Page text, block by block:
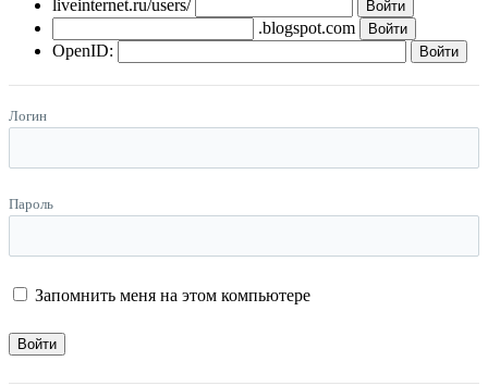
liveinternet.ru/users/
.blogspot.com
OpenID:
Логин
Пароль
Запомнить меня на этом компьютере